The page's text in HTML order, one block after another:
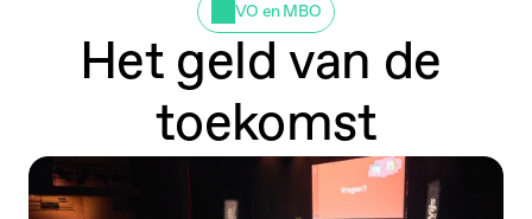
VO en MBO
Het geld van de
toekomst